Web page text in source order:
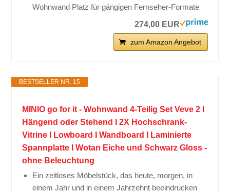
Wohnwand Platz für gängigen Fernseher-Formate
274,00 EUR
zum Amazon Angebot
BESTSELLER NR. 15
MINIO go for it - Wohnwand 4-Teilig Set Veve 2 I
Hängend oder Stehend I 2X Hochschrank-
Vitrine I Lowboard I Wandboard I Laminierte
Spannplatte I Wotan Eiche und Schwarz Gloss -
ohne Beleuchtung
Ein zeitloses Möbelstück, das heute, morgen, in
einem Jahr und in einem Jahrzehnt beeindrucken